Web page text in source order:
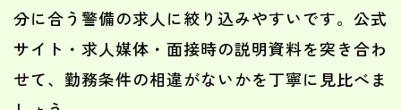
分に合う警備の求人に絞り込みやすいです。公式
サイト・求人媒体・面接時の説明資料を突き合わ
せて、勤務条件の相違がないかを丁寧に見比べま